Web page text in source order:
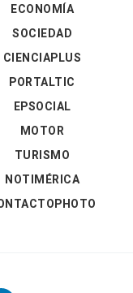
ECONOMÍA
SOCIEDAD
CIENCIAPLUS
PORTALTIC
EPSOCIAL
MOTOR
TURISMO
NOTIMÉRICA